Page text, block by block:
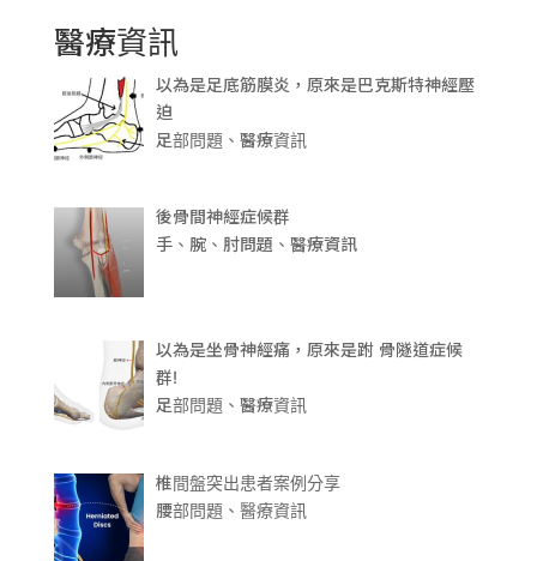
醫療資訊
以為是足底筋膜炎，原來是巴克斯特神經壓
迫
足部問題、醫療資訊
後骨間神經症候群
手、腕、肘問題、醫療資訊
以為是坐骨神經痛，原來是跗 骨隧道症候
群!
足部問題、醫療資訊
椎間盤突出患者案例分享
腰部問題、醫療資訊